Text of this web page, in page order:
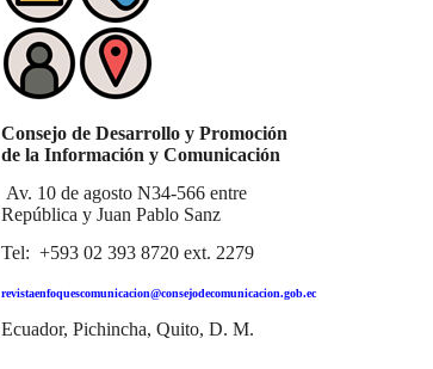
Consejo de Desarrollo y Promoción
de la Información y Comunicación
Av. 10 de agosto N34-566 entre
República y Juan Pablo Sanz
Tel: +593 02 393 8720 ext. 2279
revistaenfoquescomunicacion@consejodecomunicacion.gob.ec
Ecuador, Pichincha, Quito, D. M.